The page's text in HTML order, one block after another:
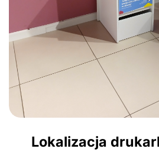
Lokalizacja